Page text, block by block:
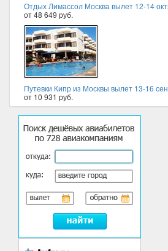
Отдых Лимассол Москва вылет 12-14
от 48 649 руб.
Путевки Кипр из Москвы вылет 13-16
от 10 931 руб.